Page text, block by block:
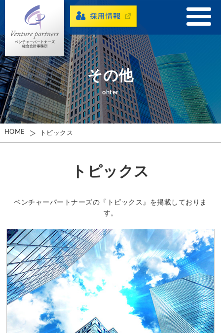
その他
ohter
HOME トピックス
トピックス
ベンチャーパートナーズの『トピックス』を掲載しておりま
す。